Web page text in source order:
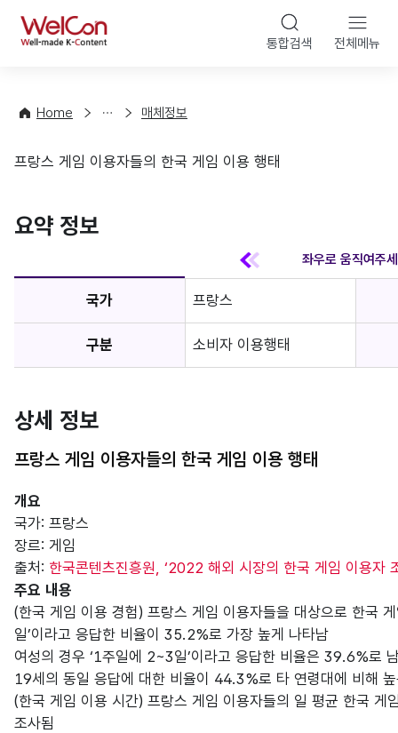
WelCon 통합검색 전체메뉴
Home
컨
팅
해
기
정
매체정보
매체정보
프랑스 게임 이용자들의 한국 게임 이용 행태
요약 정보
국가 프랑스
구분 소비자 이용행태
상세 정보
프랑스 게임 이용자들의 한국 게임 이용 행태
개요
국가: 프랑스
장르: 게임
출처: 한국콘텐츠진흥원, ‘2022 해외 시장의 한국 게임 이용자
주요 내용
(한국 게임 이용 경험) 프랑스 게임 이용자들을 대상으로 한국
일’이라고 응답한 비율이 35.2%로 가장 높게 나타남
여성의 경우 ‘1주일에 2~3일’이라고 응답한 비율은 39.6%로
19세의 동일 응답에 대한 비율이 44.3%로 타 연령대에 비해
(한국 게임 이용 시간) 프랑스 게임 이용자들의 일 평균 한국 게
조사됨